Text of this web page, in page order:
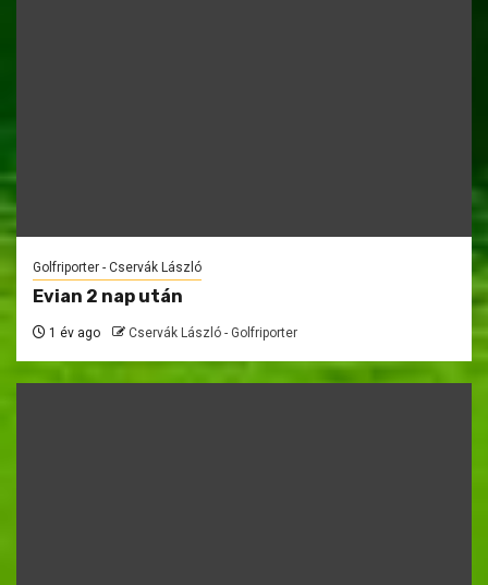
Golfriporter - Cservák László
Evian 2 nap után
1 év ago Cservák László - Golfriporter